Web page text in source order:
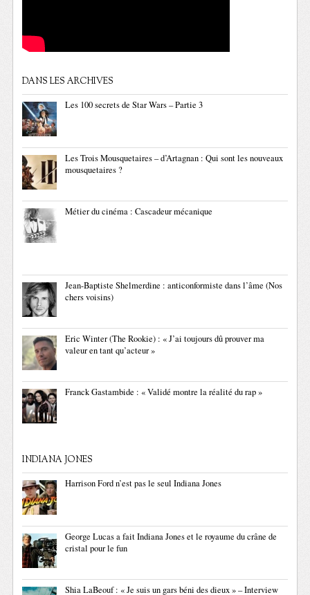
DANS LES ARCHIVES
Les 100 secrets de Star Wars – Partie 3
Les Trois Mousquetaires – d’Artagnan : Qui sont les nouveaux
mousquetaires ?
Métier du cinéma : Cascadeur mécanique
Jean-Baptiste Shelmerdine : anticonformiste dans l’âme (Nos
chers voisins)
Eric Winter (The Rookie) : « J’ai toujours dû prouver ma
valeur en tant qu’acteur »
Franck Gastambide : « Validé montre la réalité du rap »
INDIANA JONES
Harrison Ford n’est pas le seul Indiana Jones
George Lucas a fait Indiana Jones et le royaume du crâne de
cristal pour le fun
Shia LaBeouf : « Je suis un gars béni des dieux » – Interview